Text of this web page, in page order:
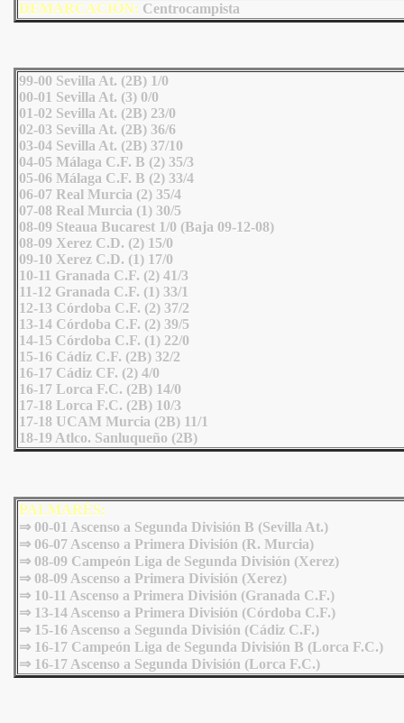
DEMARCACIÓN: Centrocampista
99-00 Sevilla At. (2B) 1/0
00-01 Sevilla At. (3) 0/0
01-02 Sevilla At. (2B) 23/0
02-03 Sevilla At. (2B) 36/6
03-04 Sevilla At. (2B) 37/10
04-05 Málaga C.F. B (2) 35/3
05-06 Málaga C.F. B (2) 33/4
06-07 Real Murcia (2) 35/4
07-08 Real Murcia (1) 30/5
08-09 Steaua Bucarest 1/0 (Baja 09-12-08)
08-09 Xerez C.D. (2) 15/0
09-10 Xerez C.D. (1) 17/0
10-11 Granada C.F. (2) 41/3
11-12 Granada C.F. (1) 33/1
12-13 Córdoba C.F. (2) 37/2
13-14 Córdoba C.F. (2) 39/5
14-15 Córdoba C.F. (1) 22/0
15-16 Cádiz C.F. (2B) 32/2
16-17 Cádiz CF. (2) 4/0
16-17 Lorca F.C. (2B) 14/0
17-18 Lorca F.C. (2B) 10/3
17-18 UCAM Murcia (2B) 11/1
18-19 Atlco. Sanluqueño (2B)
PALMARÉS:
⇒ 00-01 Ascenso a Segunda División B (Sevilla At.)
⇒ 06-07 Ascenso a Primera División (R. Murcia)
⇒ 08-09 Campeón Liga de Segunda División (Xerez)
⇒ 08-09 Ascenso a Primera División (Xerez)
⇒ 10-11 Ascenso a Primera División (Granada C.F.)
⇒ 13-14 Ascenso a Primera División (Córdoba C.F.)
⇒ 15-16 Ascenso a Segunda División (Cádiz C.F.)
⇒ 16-17 Campeón Liga de Segunda División B (Lorca F.C.)
⇒ 16-17 Ascenso a Segunda División (Lorca F.C.)